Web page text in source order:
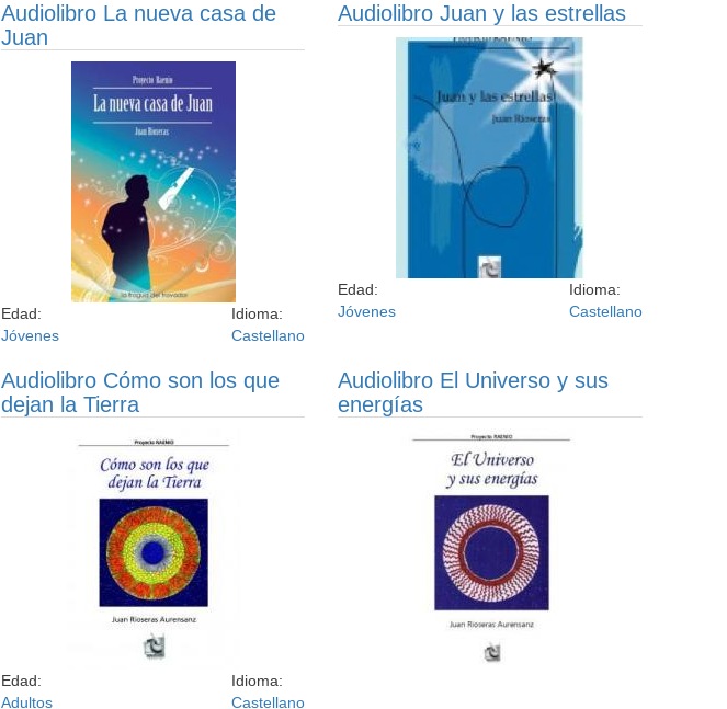
Audiolibro La nueva casa de
Juan
Edad:
Jóvenes
Idioma:
Castellano
Audiolibro Juan y las estrellas
Edad:
Jóvenes
Idioma:
Castellano
Audiolibro Cómo son los que
dejan la Tierra
Edad:
Adultos
Idioma:
Castellano
Audiolibro El Universo y sus
energías